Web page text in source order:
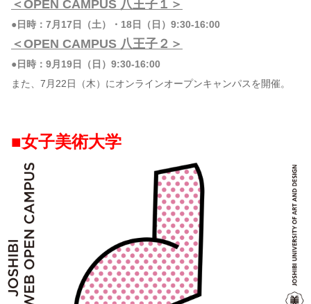
＜OPEN CAMPUS 八王子１＞
●日時：7月17日（土）・18日（日）9:30-16:00
＜OPEN CAMPUS 八王子２＞
●日時：9月19日（日）9:30-16:00
また、7月22日（木）にオンラインオープンキャンパスを開催。
■女子美術大学